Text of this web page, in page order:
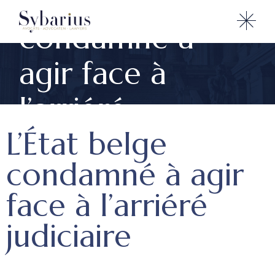
condamné à
agir face à
l’arriéré
judiciaire
L’État belge
condamné à agir
face à l’arriéré
judiciaire